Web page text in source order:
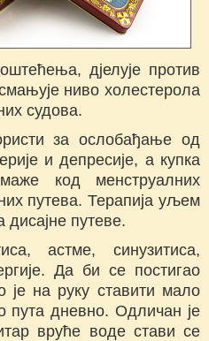
дјелује против
ниво холестерола
судова.
за ослобађање од
и депресије, а купка
код менструалних
путева. Терапија уљем
дисајне путеве.
астме, синузитиса,
Да би се постигао
је на руку ставити мало
пута дневно. Одличан је
вруће воде стави се